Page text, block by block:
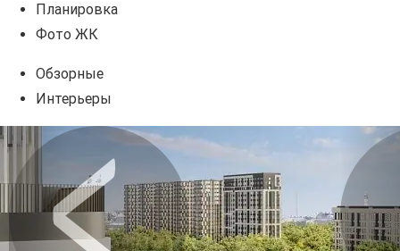
Планировка
Фото ЖК
Обзорные
Интерьеры